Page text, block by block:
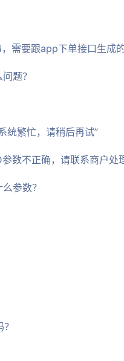
需要跟app下单接口生成
题？
统繁忙，请稍后再试”
数不正确，请联系商户处
参数？